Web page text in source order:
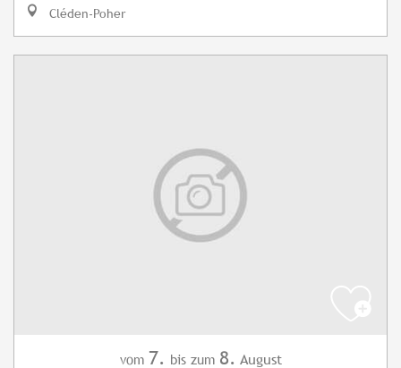
Cléden-Poher
vom 7. bis zum 8. August